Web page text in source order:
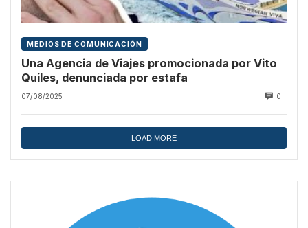
MEDIOS DE COMUNICACIÓN
Una Agencia de Viajes promocionada por Vito
Quiles, denunciada por estafa
07/08/2025 0
LOAD MORE